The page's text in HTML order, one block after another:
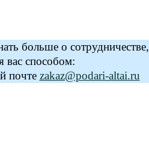
больше о сотрудничестве,
вас способом:
почте zakaz@podari-altai.ru